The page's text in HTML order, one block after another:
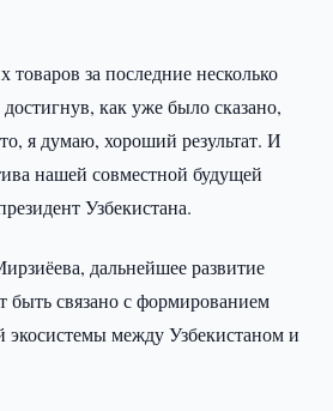
за последние несколько
как уже было сказано,
я думаю, хороший результат. И
нашей совместной будущей
Узбекистана.
дальнейшее развитие
быть связано с формированием
экосистемы между Узбекистаном и